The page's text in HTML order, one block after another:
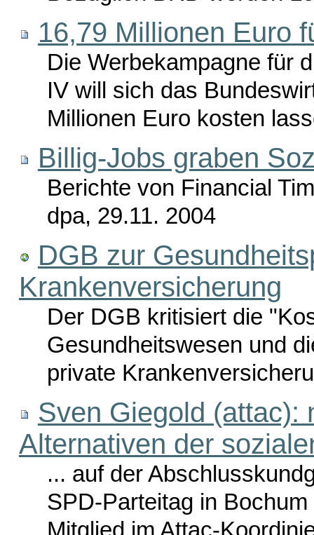
16,79 Millionen Euro
Die Werbekampagne für
IV will sich das
Millionen Euro kosten
Billig-Jobs graben
Berichte von Financial
dpa, 29.11. 2004
DGB zur
Krankenversicherung
Der DGB kritisiert die
Gesundheitswesen und
private
Sven Giegold (attac):
Alternativen der
... auf der
SPD-Parteitag in
Mitglied im Attac-